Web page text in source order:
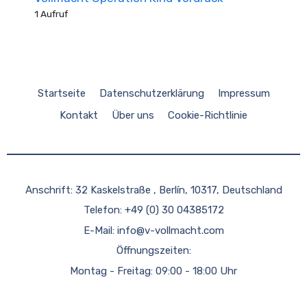
1 Aufruf
Startseite Datenschutzerklärung
Impressum
Kontakt
Über uns Cookie-Richtlinie
Anschrift: 32 Kaskelstraße , Berlín, 10317, Deutschland
Telefon: +49 (0) 30 04385172
E-Mail: info@v-vollmacht.com
Öffnungszeiten:
Montag - Freitag: 09:00 - 18:00 Uhr